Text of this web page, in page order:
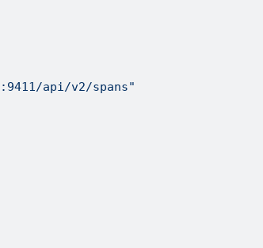
api/v2/spans"